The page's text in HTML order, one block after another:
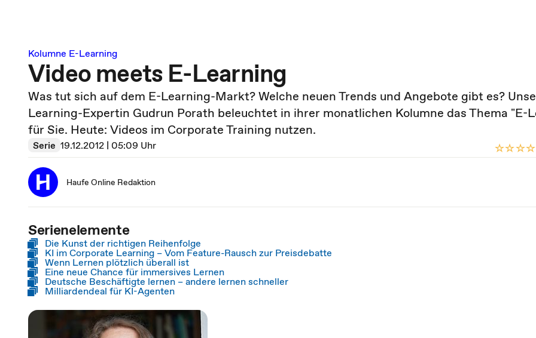
Kolumne E-Learning
Video meets E-Learning
Was tut sich auf dem E-Learning-Markt? Welche neuen Trends und Angebote gibt es?
Learning-Expertin Gudrun Porath beleuchtet in ihrer monatlichen Kolumne das Thema "E-
für Sie. Heute: Videos im Corporate Training nutzen.
Serie 19.12.2012 | 05:09 Uhr
Haufe Online Redaktion
Serienelemente
Die Kunst der richtigen Reihenfolge
KI im Corporate Learning – Vom Feature-Rausch zur Preisdebatte
Wenn Lernen plötzlich überall ist
Eine neue Chance für immersives Lernen
Deutsche Beschäftigte lernen – andere lernen schneller
Milliardendeal für KI-Agenten